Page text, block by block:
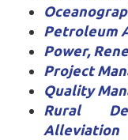
Petroleum
Power,
Project
Quality
Rural
Alleviation